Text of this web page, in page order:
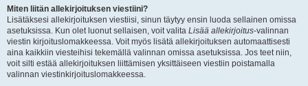
Miten liitän allekirjoituksen viestiini?
Lisätäksesi allekirjoituksen viestiisi, sinun täytyy ensin luoda sellainen omissa
asetuksissa. Kun olet luonut sellaisen, voit valita Lisää allekirjoitus-valinnan
viestin kirjoituslomakkeessa. Voit myös lisätä allekirjoituksen automaattisesti
aina kaikkiin viesteihisi tekemällä valinnan omissa asetuksissa. Jos teet niin,
voit silti estää allekirjoituksen liittämisen yksittäiseen viestiin poistamalla
valinnan viestinkirjoituslomakkeessa.